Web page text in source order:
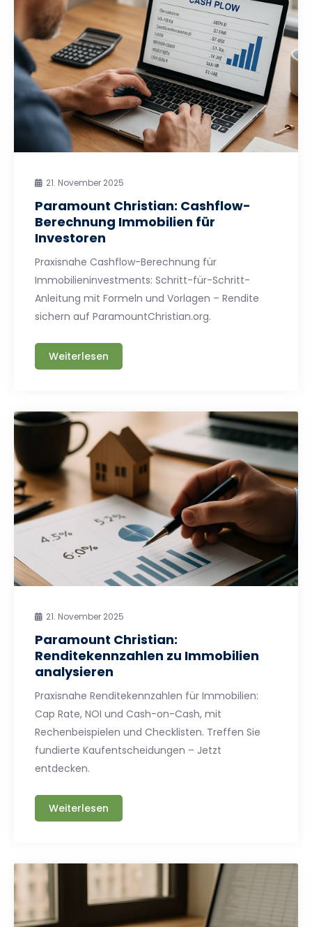
21. November 2025
Paramount Christian: Cashflow-
Berechnung Immobilien für
Investoren
Praxisnahe Cashflow-Berechnung für
Immobilieninvestments: Schritt-für-Schritt-
Anleitung mit Formeln und Vorlagen – Rendite
sichern auf ParamountChristian.org.
Weiterlesen
21. November 2025
Paramount Christian:
Renditekennzahlen zu Immobilien
analysieren
Praxisnahe Renditekennzahlen für Immobilien:
Cap Rate, NOI und Cash-on-Cash, mit
Rechenbeispielen und Checklisten. Treffen Sie
fundierte Kaufentscheidungen – Jetzt
entdecken.
Weiterlesen